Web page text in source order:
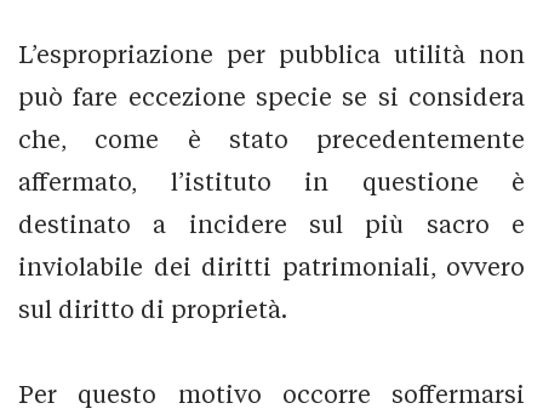
L’espropriazione per pubblica utilità non
può fare eccezione specie se si considera
che, come è stato precedentemente
affermato, l’istituto in questione è
destinato a incidere sul più sacro e
inviolabile dei diritti patrimoniali, ovvero
sul diritto di proprietà.
Per questo motivo occorre soffermarsi